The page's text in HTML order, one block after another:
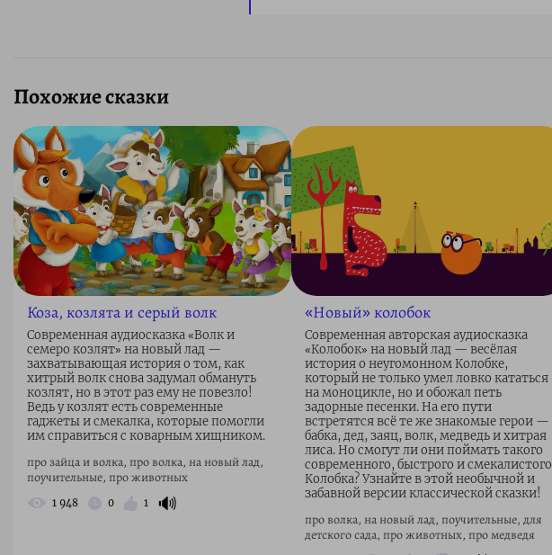
Похожие сказки
Коза, козлята и серый волк
Современная аудиосказка «Волк и
семеро козлят» на новый лад —
захватывающая история о том, как
хитрый волк снова задумал обмануть
козлят, но в этот раз ему не повезло!
Ведь у козлят есть современные
гаджеты и смекалка, которые помогли
им справиться с коварным хищником.
про зайца и волка, про волка, на новый лад,
поучительные, про животных
1 948 0 1 🔊
«Новый» колобок
Современная авторская аудиосказка
«Колобок» на новый лад — весёлая
история о неугомонном Колобке,
который не только умел ловко кататься
на моноцикле, но и обожал петь
задорные песенки. На его пути
встретятся всё те же знакомые герои —
бабка, дед, заяц, волк, медведь и хитрая
лиса. Но смогут ли они поймать такого
современного, быстрого и смекалистого
Колобка? Узнайте в этой необычной и
забавной версии классической сказки!
про волка, на новый лад, поучительные, для
детского сада, про животных, про медведя